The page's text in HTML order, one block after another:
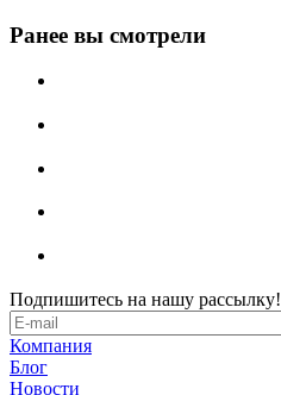
Ранее вы смотрели
Подпишитесь на нашу рассылку!
Компания
Блог
Новости